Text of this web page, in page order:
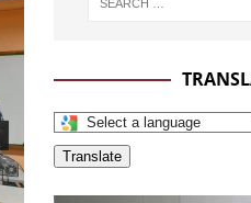
Translate